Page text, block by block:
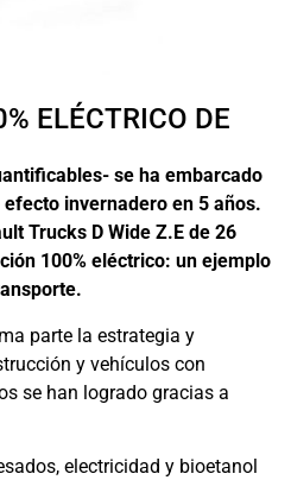
ELÉCTRICO DE
se ha embarcado
invernadero en 5 años.
Trucks D Wide Z.E de 26
100% eléctrico: un ejemplo
parte la estrategia y
y vehículos con
se han logrado gracias a
electricidad y bioetanol